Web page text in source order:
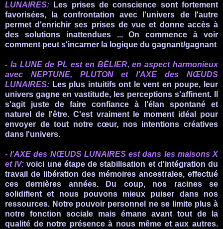
LUNAIRES:
Les prises de conscience sont fortement
favorisées, la confrontation avec l'univers de l'autre
permet d'enrichir ses prises de vue et donne accès à
des solutions inattendues ... On commence à voir
comment peut s'incarner la logique du gagnant/gagnant
- la LUNE de PL est en BÉLIER, en aspect harmonieux
avec NEPTUNE, PLUTON et l'AXE des NŒUDS
LUNAIRES: Les plus intuitifs ont le vent en poupe, leur
univers gagne en vastitude, les perceptions s'affinent. Il
s'agit juste de faire confiance à l'élan spontané et
naturel de l'être. C'est vraiment le moment idéal pour
envoyer de tout notre cœur, nos intentions créatives
dans l'univers.
-l'AXE des NŒUDS LUNAIRES estdans les maisons X
et IV: voici une étape de stabilisation et d'intégration du
travail de libération des mémoires ancestrales, effectué
ces dernières années. Du coup, nos racines se
solidifient et nous pouvons mieux puiser dans nos
ressources. Notre pouvoir personnel ne se limite plus à
notre fonction sociale mais émane avant tout de la
qualité de notre présence à nous même et aux autres.